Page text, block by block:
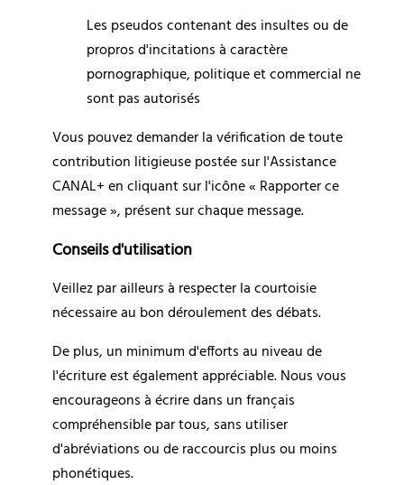
Les pseudos contenant des insultes ou de
propros d'incitations à caractère
pornographique, politique et commercial ne
sont pas autorisés
Vous pouvez demander la vérification de toute
contribution litigieuse postée sur l'Assistance
CANAL+ en cliquant sur l'icône « Rapporter ce
message », présent sur chaque message.
Conseils d'utilisation
Veillez par ailleurs à respecter la courtoisie
nécessaire au bon déroulement des débats.
De plus, un minimum d'efforts au niveau de
l'écriture est également appréciable. Nous vous
encourageons à écrire dans un français
compréhensible par tous, sans utiliser
d'abréviations ou de raccourcis plus ou moins
phonétiques.